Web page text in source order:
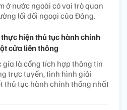
ở nước ngoài có vai trò quan
lối đối ngoại của Đảng.
hiện thủ tục hành chính
cửa liên thông
gia là cổng tích hợp thông tin
trực tuyến, tình hình giải
thủ tục hành chính thống nhất